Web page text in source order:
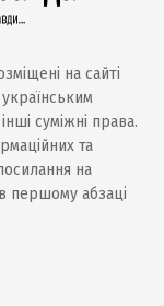
на сайті
суміжні права.
та
на
першому абзаці